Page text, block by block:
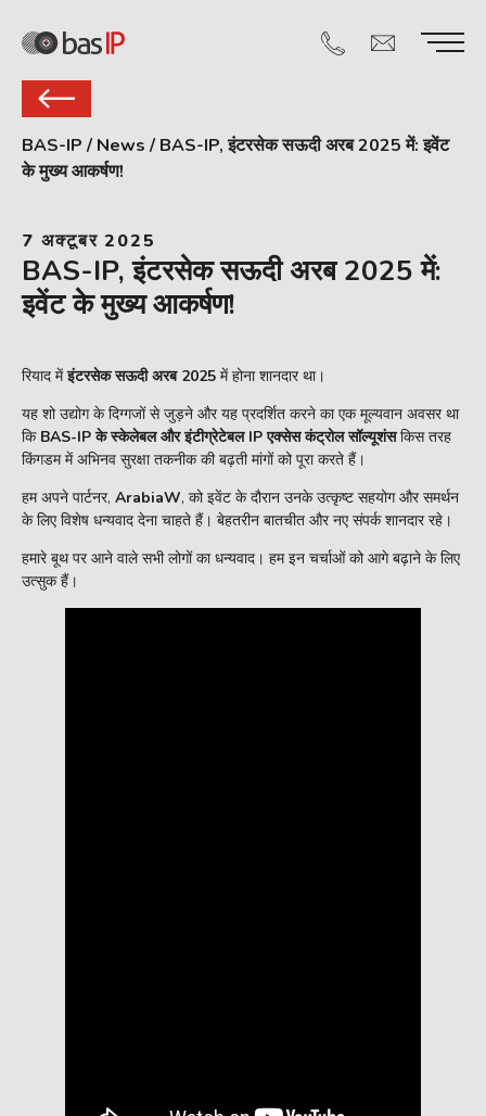
BAS-IP / News / BAS-IP, इंटरसेक सऊदी अरब 2025 में: इवेंट
के मुख्य आकर्षण!
7 अक्टूबर 2025
BAS-IP, इंटरसेक सऊदी अरब 2025 में:
इवेंट के मुख्य आकर्षण!
रियाद मेंइंटरसेक सऊदी अरब 2025 में होना शानदार था।
यह शो उद्योग के दिग्गजों से जुड़ने और यह प्रदर्शित करने का एक मूल्यवान अवसर था
कि BAS-IP के स्केलेबल और इंटीग्रेटेबल IP एक्सेस कंट्रोल सॉल्यूशंसकिस तरह
किंगडम में अभिनव सुरक्षा तकनीक की बढ़ती मांगों को पूरा करते हैं।
हम अपने पार्टनर, ArabiaW, को इवेंट के दौरान उनके उत्कृष्ट सहयोग और समर्थन
के लिए विशेष धन्यवाद देना चाहते हैं। बेहतरीन बातचीत और नए संपर्क शानदार रहे।
हमारे बूथ पर आने वाले सभी लोगों का धन्यवाद। हम इन चर्चाओं को आगे बढ़ाने के लिए
उत्सुक हैं।